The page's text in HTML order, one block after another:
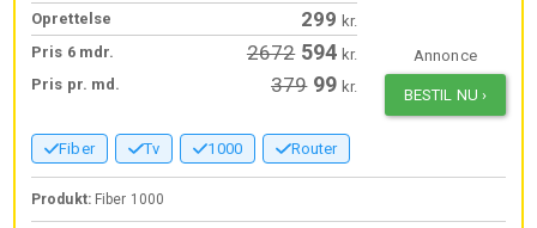
Oprettelse
299 kr.
Pris 6 mdr.
2672 594 kr.
Pris pr. md.
379 99 kr.
Annonce
BESTIL NU ›
Fiber Tv 1000 Router
Produkt: Fiber 1000